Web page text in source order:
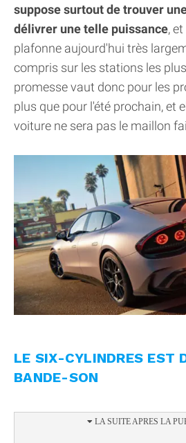
suppose surtout de trouver
délivrer une telle puissance,
plafonne aujourd'hui très
compris sur les stations les
promesse vaut donc pour les
plus que pour l'été prochain, et
voiture ne sera pas le maillon
LE SIX-CYLINDRES EST
BANDE-SON